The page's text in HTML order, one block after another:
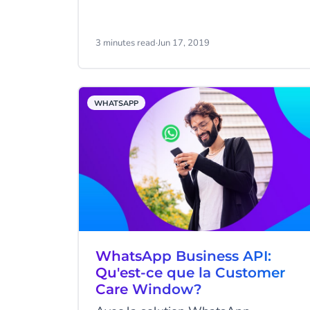
l’engagement ? Découvrez 3
Absolut.
3 minutes read·Jun 17, 2019
WHATSAPP
WhatsApp Business API:
Qu'est-ce que la Customer
Care Window?